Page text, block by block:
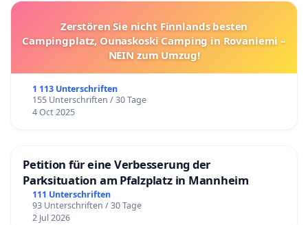
Zerstören Sie nicht Finnlands besten
Campingplatz, Ounaskoski Camping in Rovaniemi –
NEIN zum Umzug!
1 113 Unterschriften
155 Unterschriften / 30 Tage
4 Oct 2025
Petition für eine Verbesserung der
Parksituation am Pfalzplatz in Mannheim
111 Unterschriften
93 Unterschriften / 30 Tage
2 Jul 2026